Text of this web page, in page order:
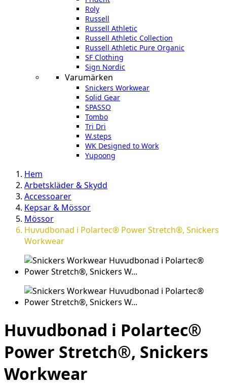
Roly
Russell
Russell Athletic
Russell Athletic Collection
Russell Athletic Pure Organic
SF Clothing
Sign Nordic
Varumärken
Snickers Workwear
Solid Gear
SPASSO
Tombo
Tri Dri
W.steps
WK Designed to Work
Yupoong
Hem
Arbetskläder & Skydd
Accessoarer
Kepsar & Mössor
Mössor
Huvudbonad i Polartec® Power Stretch®, Snickers
Workwear
Huvudbonad i Polartec®
Power Stretch®, Snickers
Workwear